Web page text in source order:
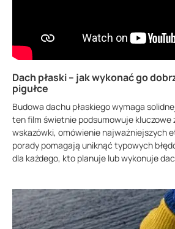
Dach płaski – jak wykonać go
pigułce
Budowa dachu płaskiego wymaga
ten film świetnie podsumowuje kluczowe
wskazówki, omówienie najważniejszych
porady pomagają uniknąć typowych
dla każdego, kto planuje lub wykonuje